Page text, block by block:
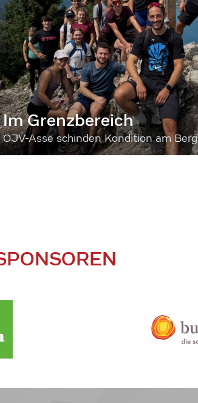
Im Grenzbereich
ÖJV-Asse schinden Kondition am Berg